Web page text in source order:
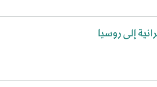
إلى روسيا